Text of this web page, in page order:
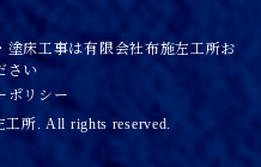
床工事は有限会社布施左工所お
さい
ポリシー
所. All rights reserved.